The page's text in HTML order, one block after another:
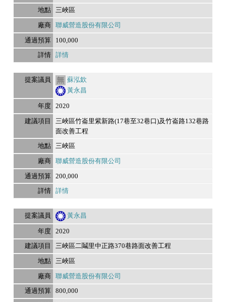
三峽區
聯威營造股份有限公司
100,000
詳情
蘇泓欽
黃永昌
2020
三峽區竹崙里紫新路(17巷至32巷口)及竹崙路132巷路
面改善工程
三峽區
聯威營造股份有限公司
200,000
詳情
黃永昌
2020
三峽區二鬮里中正路370巷路面改善工程
三峽區
聯威營造股份有限公司
800,000